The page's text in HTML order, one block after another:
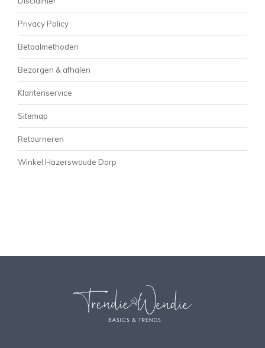
Privacy Policy
Betaalmethoden
Bezorgen & afhalen
Klantenservice
Sitemap
Retourneren
Winkel Hazerswoude Dorp